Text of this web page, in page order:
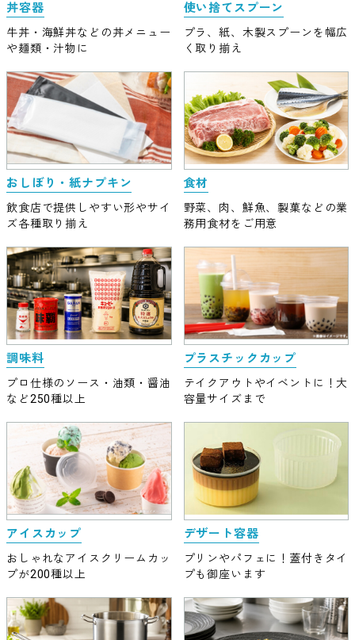
丼容器
牛丼・海鮮丼などの丼メニュー
や麺類・汁物に
使い捨てスプーン
プラ、紙、木製スプーンを幅広
く取り揃え
おしぼり・紙ナプキン
飲食店で提供しやすい形やサイ
ズ各種取り揃え
食材
野菜、肉、鮮魚、製菓などの業
務用食材をご用意
調味料
プロ仕様のソース・油類・醤油
など250種以上
プラスチックカップ
テイクアウトやイベントに！大
容量サイズまで
アイスカップ
おしゃれなアイスクリームカッ
プが200種以上
デザート容器
プリンやパフェに！蓋付きタイ
プも御座います